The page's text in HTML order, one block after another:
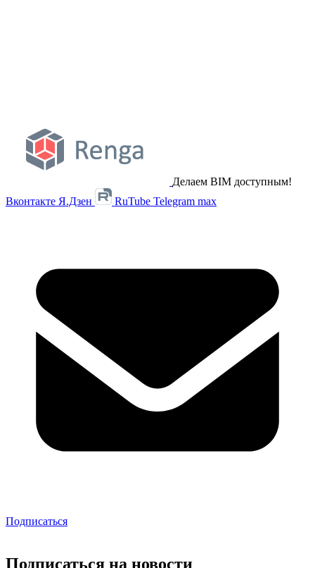
Делаем BIM доступным!
Вконтакте Я.Дзен RuTube Telegram max
Подписаться
Подписаться на новости